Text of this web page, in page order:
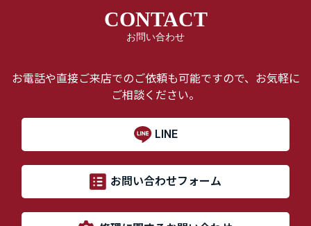
CONTACT
お問い合わせ
お電話や直接ご来店でのご依頼も可能ですので、お気軽に
ご相談ください。
LINE
お問い合わせフォーム